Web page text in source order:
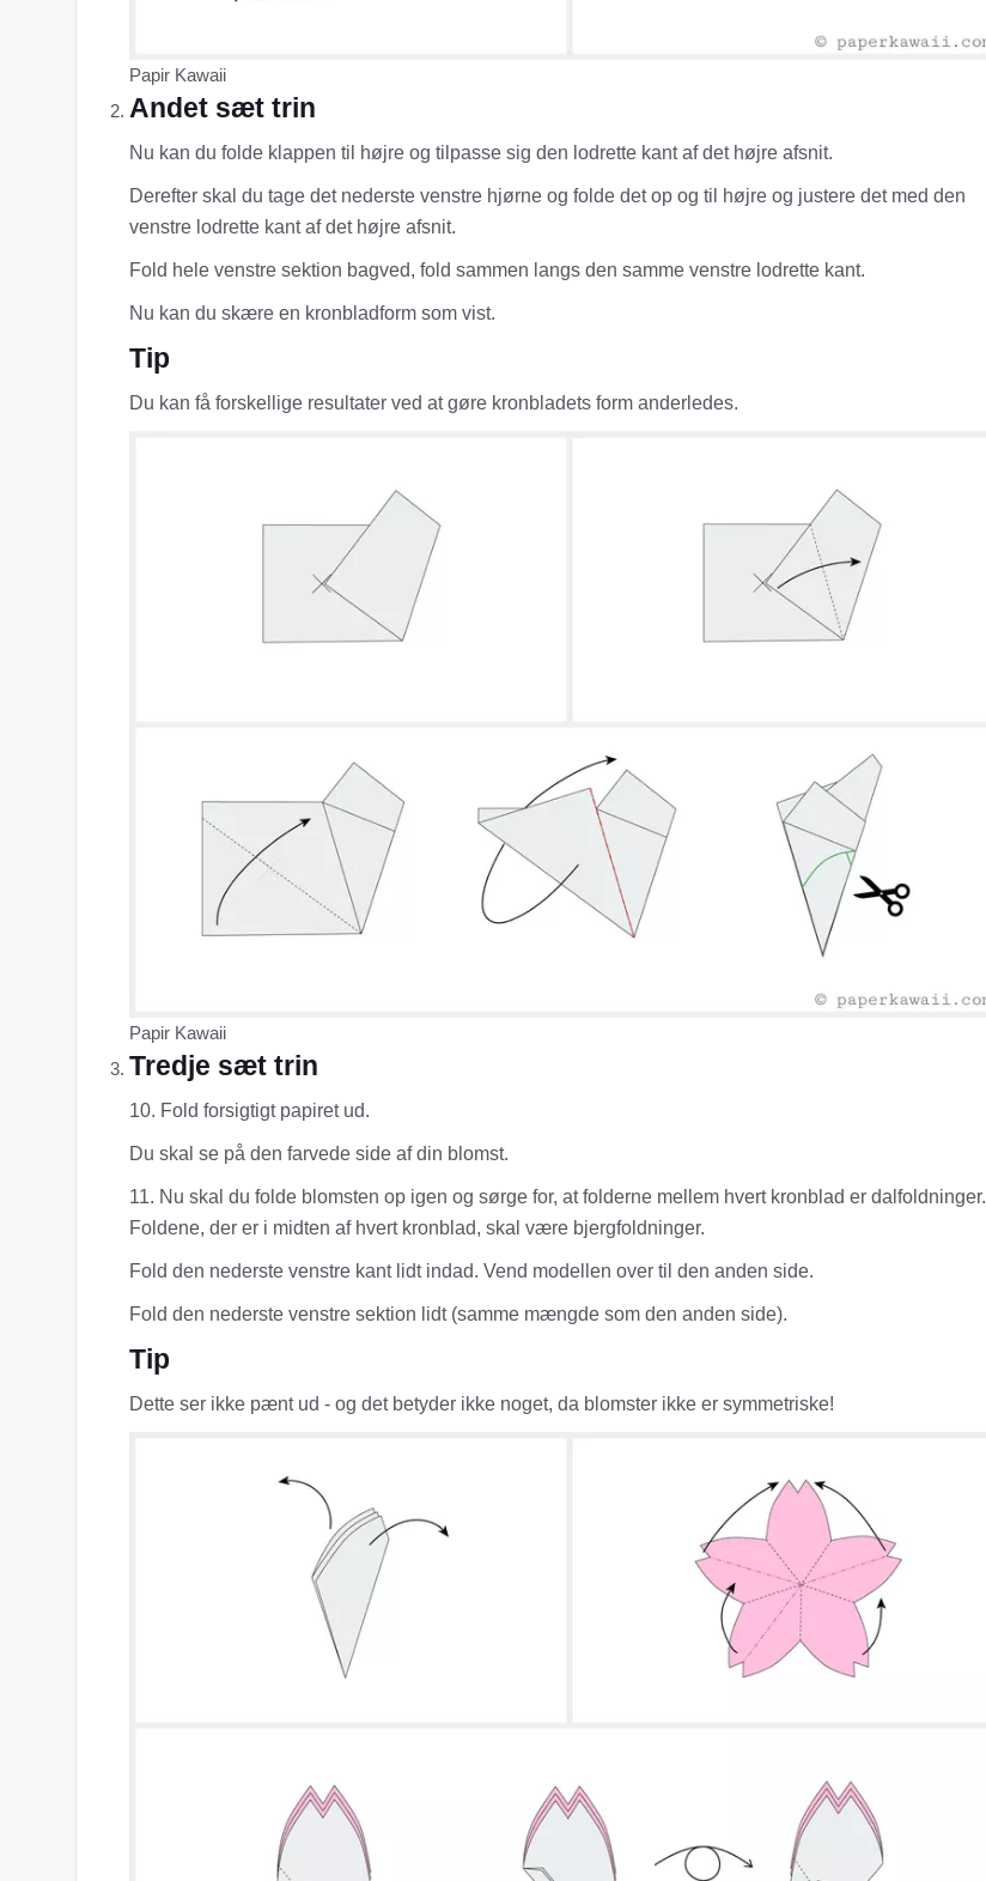
Papir Kawaii
Andet sæt trin
Nu kan du folde klappen til højre og tilpasse sig den lodrette kant af det højre afsnit.
Derefter skal du tage det nederste venstre hjørne og folde det op og til højre og justere det med den
venstre lodrette kant af det højre afsnit.
Fold hele venstre sektion bagved, fold sammen langs den samme venstre lodrette kant.
Nu kan du skære en kronbladform som vist.
Tip
Du kan få forskellige resultater ved at gøre kronbladets form anderledes.
Papir Kawaii
Tredje sæt trin
10. Fold forsigtigt papiret ud.
Du skal se på den farvede side af din blomst.
11. Nu skal du folde blomsten op igen og sørge for, at folderne mellem hvert kronblad er dalfoldninger.
Foldene, der er i midten af ​​hvert kronblad, skal være bjergfoldninger.
Fold den nederste venstre kant lidt indad. Vend modellen over til den anden side.
Fold den nederste venstre sektion lidt (samme mængde som den anden side).
Tip
Dette ser ikke pænt ud - og det betyder ikke noget, da blomster ikke er symmetriske!